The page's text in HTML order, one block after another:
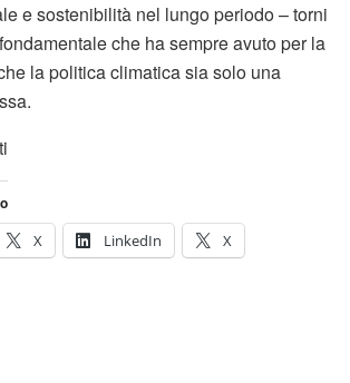
e sostenibilità nel lungo periodo – torni
che ha sempre avuto per la
la politica climatica sia solo una
X LinkedIn X